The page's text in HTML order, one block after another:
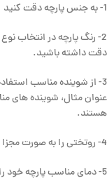
1- به جنس پارچه دقت کنید
2- رنگ پارچه در انتخاب
دقت داشته باشید.
3- از شوینده مناسب
عنوان مثال، شوینده های
هستند.
4- روتختی را به صورت مجزا از سایر لباس ها بشویید.
5- دمای مناسب پارچه خود را تنظیم نمایید.